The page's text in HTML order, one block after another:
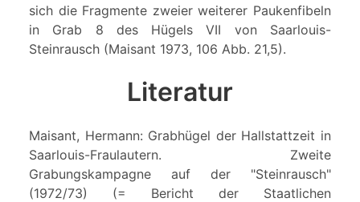
sich die Fragmente zweier weiterer Paukenfibeln
in Grab 8 des Hügels VII von Saarlouis-
Steinrausch (Maisant 1973, 106 Abb. 21,5).
Literatur
Maisant, Hermann: Grabhügel der Hallstattzeit in
Saarlouis-Fraulautern. Zweite
Grabungskampagne auf der "Steinrausch"
(1972/73) (= Bericht der Staatlichen